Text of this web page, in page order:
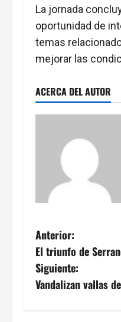
La jornada
oportunidad de
temas
mejorar las
ACERCA DEL AUTOR
N
a
v
Anterior:
El triunfo de
Siguiente:
Vandalizan vallas